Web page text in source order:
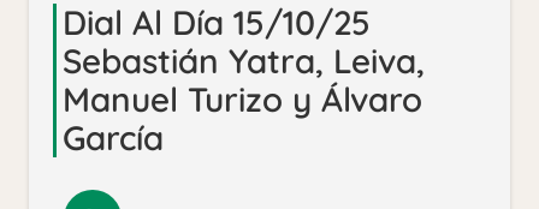
Dial Al Día 15/10/25
Sebastián Yatra, Leiva,
Manuel Turizo y Álvaro
García